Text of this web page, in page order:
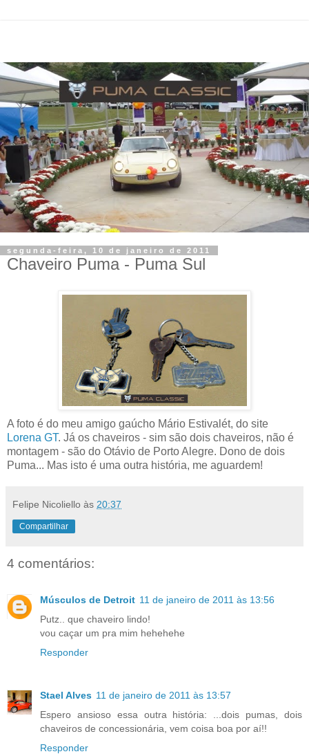
segunda-feira, 10 de janeiro de 2011
Chaveiro Puma - Puma Sul
A foto é do meu amigo gaúcho Mário Estivalét, do site
Lorena GT. Já os chaveiros - sim são dois chaveiros, não é
montagem - são do Otávio de Porto Alegre. Dono de dois
Puma... Mas isto é uma outra história, me aguardem!
Felipe Nicoliello às 20:37
Compartilhar
4 comentários:
Músculos de Detroit 11 de janeiro de 2011 às 13:56
Putz.. que chaveiro lindo!
vou caçar um pra mim hehehehe
Responder
Stael Alves 11 de janeiro de 2011 às 13:57
Espero ansioso essa outra história: ...dois pumas, dois
chaveiros de concessionária, vem coisa boa por aí!!
Responder